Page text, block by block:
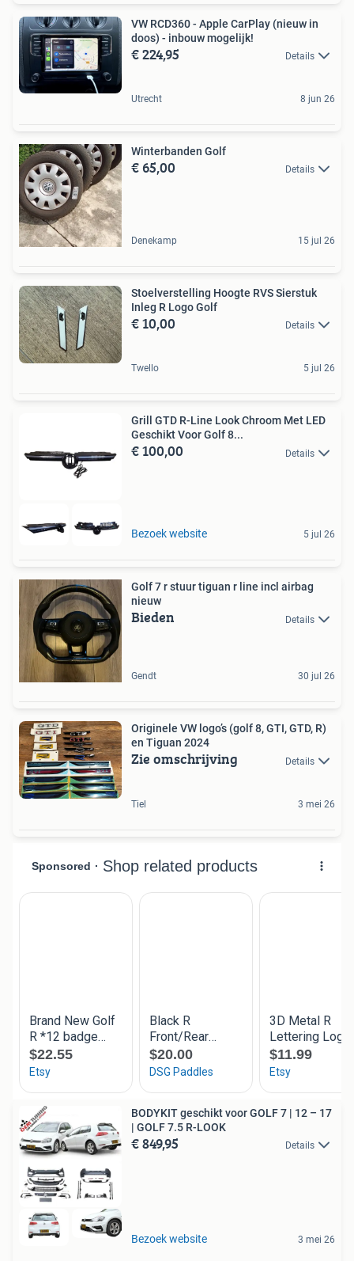
VW RCD360 - Apple CarPlay (nieuw in
doos) - inbouw mogelijk!
€ 224,95 Details
Utrecht 8 jun 26
Winterbanden Golf
€ 65,00 Details
Denekamp 15 jul 26
Stoelverstelling Hoogte RVS Sierstuk
Inleg R Logo Golf
€ 10,00 Details
Twello 5 jul 26
Grill GTD R-Line Look Chroom Met LED
Geschikt Voor Golf 8...
€ 100,00 Details
Bezoek website 5 jul 26
Golf 7 r stuur tiguan r line incl airbag
nieuw
Bieden Details
Gendt 30 jul 26
Originele VW logo’s (golf 8, GTI, GTD, R)
en Tiguan 2024
Zie omschrijving Details
Tiel 3 mei 26
BODYKIT geschikt voor GOLF 7 | 12 – 17
| GOLF 7.5 R-LOOK
€ 849,95 Details
Bezoek website 3 mei 26